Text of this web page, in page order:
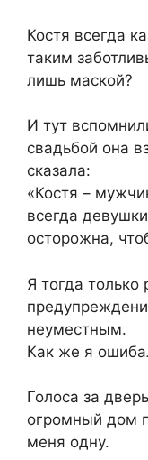
Костя всегда
таким
лишь маской?
И тут
свадьбой она
сказала:
«Костя –
всегда
осторожна,
Я тогда только
неуместным.
Как же я
Голоса за
огромный дом
меня одну.